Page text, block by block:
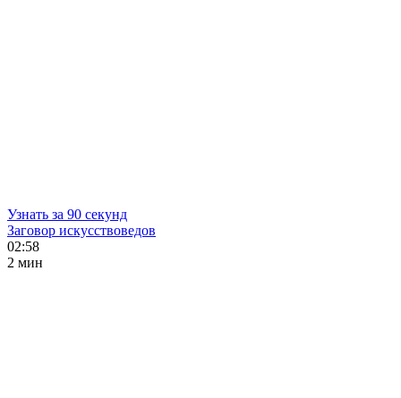
Узнать за 90 секунд
Заговор искусствоведов
02:58
2 мин